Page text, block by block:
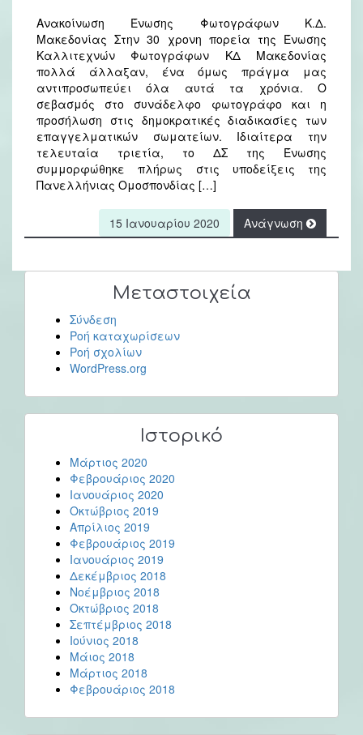
Ανακοίνωση Ένωσης Φωτογράφων Κ.Δ.
Μακεδονίας Στην 30 χρονη πορεία της Ένωσης
Καλλιτεχνών Φωτογράφων ΚΔ Μακεδονίας
πολλά άλλαξαν, ένα όμως πράγμα μας
αντιπροσωπεύει όλα αυτά τα χρόνια. Ο
σεβασμός στο συνάδελφο φωτογράφο και η
προσήλωση στις δημοκρατικές διαδικασίες των
επαγγελματικών σωματείων. Ιδιαίτερα την
τελευταία τριετία, το ΔΣ της Ένωσης
συμμορφώθηκε πλήρως στις υποδείξεις της
Πανελλήνιας Ομοσπονδίας […]
15 Ιανουαρίου 2020 Ανάγνωση
Μεταστοιχεία
Σύνδεση
Ροή καταχωρίσεων
Ροή σχολίων
WordPress.org
Ιστορικό
Μάρτιος 2020
Φεβρουάριος 2020
Ιανουάριος 2020
Οκτώβριος 2019
Απρίλιος 2019
Φεβρουάριος 2019
Ιανουάριος 2019
Δεκέμβριος 2018
Νοέμβριος 2018
Οκτώβριος 2018
Σεπτέμβριος 2018
Ιούνιος 2018
Μάιος 2018
Μάρτιος 2018
Φεβρουάριος 2018